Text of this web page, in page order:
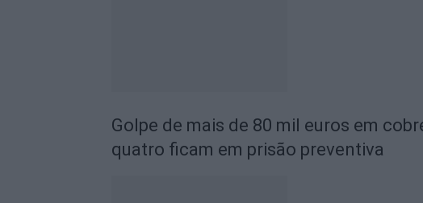
Golpe de mais de 80 mil euros em
quatro ficam em prisão preventiva